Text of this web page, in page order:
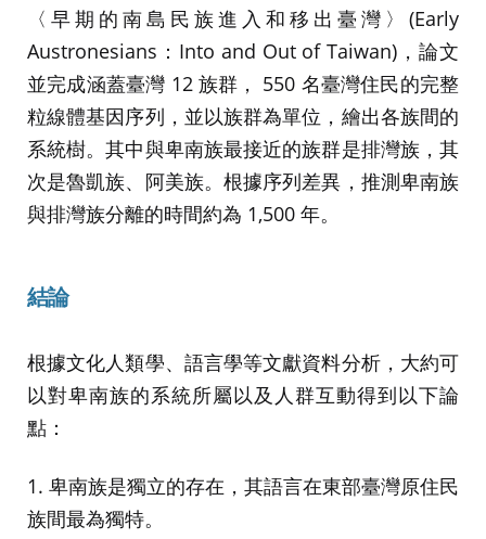
〈早期的南島民族進入和移出臺灣〉(Early
Austronesians：Into and Out of Taiwan)，論文
並完成涵蓋臺灣 12 族群， 550 名臺灣住民的完整
粒線體基因序列，並以族群為單位，繪出各族間的
系統樹。其中與卑南族最接近的族群是排灣族，其
次是魯凱族、阿美族。根據序列差異，推測卑南族
與排灣族分離的時間約為 1,500 年。
結論
根據文化人類學、語言學等文獻資料分析，大約可
以對卑南族的系統所屬以及人群互動得到以下論
點：
1. 卑南族是獨立的存在，其語言在東部臺灣原住民
族間最為獨特。